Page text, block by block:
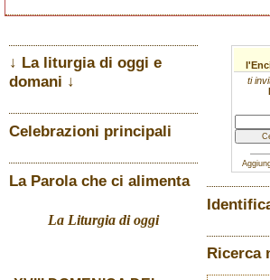
↓ La liturgia di oggi e
domani ↓
Celebrazioni principali
La Parola che ci alimenta
La Liturgia di oggi
ti
Ricerca